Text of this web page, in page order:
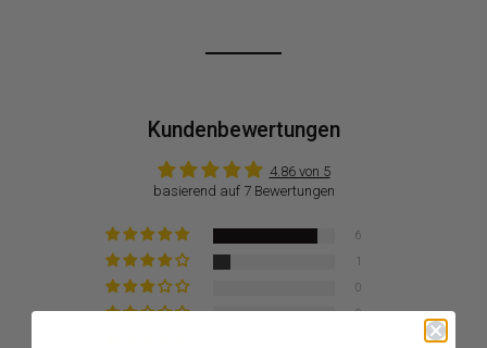
Kundenbewertungen
4.86 von 5
basierend auf 7 Bewertungen
6
1
0
0